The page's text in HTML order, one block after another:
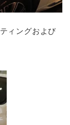
ィングおよび